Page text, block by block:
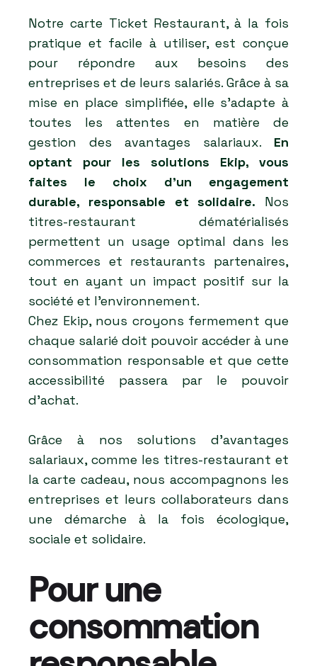
Notre carte Ticket Restaurant, à la fois
pratique et facile à utiliser, est conçue
pour répondre aux besoins des
entreprises et de leurs salariés. Grâce à sa
mise en place simplifiée, elle s’adapte à
toutes les attentes en matière de
gestion des avantages salariaux. En
optant pour les solutions Ekip, vous
faites le choix d’un engagement
durable, responsable et solidaire. Nos
titres-restaurant dématérialisés
permettent un usage optimal dans les
commerces et restaurants partenaires,
tout en ayant un impact positif sur la
société et l’environnement.
Chez Ekip, nous croyons fermement que
chaque salarié doit pouvoir accéder à une
consommation responsable et que cette
accessibilité passera par le pouvoir
d'achat.
Grâce à nos solutions d’avantages
salariaux, comme les titres-restaurant et
la carte cadeau, nous accompagnons les
entreprises et leurs collaborateurs dans
une démarche à la fois écologique,
sociale et solidaire.
Pour une
consommation